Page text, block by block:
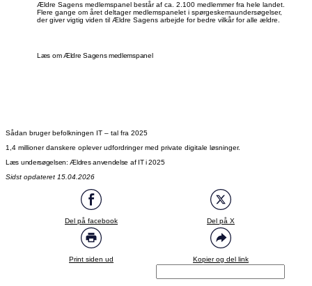
Ældre Sagens medlemspanel består af ca. 2.100 medlemmer fra hele landet.
Flere gange om året deltager medlemspanelet i spørgeskemaundersøgelser,
der giver vigtig viden til Ældre Sagens arbejde for bedre vilkår for alle ældre.
Læs om Ældre Sagens medlemspanel
Sådan bruger befolkningen IT – tal fra 2025
1,4 millioner danskere oplever udfordringer med private digitale løsninger.
Læs undersøgelsen: Ældres anvendelse af IT i 2025
Sidst opdateret 15.04.2026
Del på facebook Del på X
Print siden ud Kopier og del link